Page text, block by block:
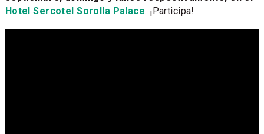
Hotel Sercotel Sorolla Palace. ¡Participa!